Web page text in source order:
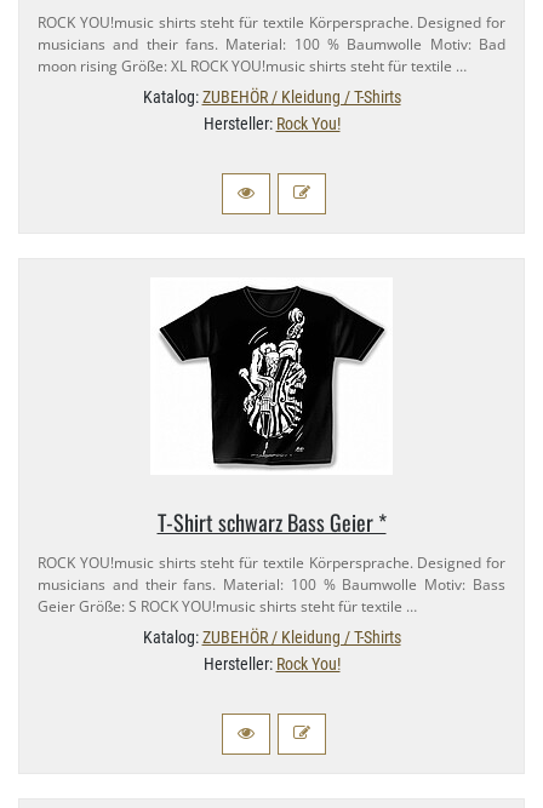
ROCK YOU!music shirts steht für textile Körpersprache. Designed for
musicians and their fans. Material: 100 % Baumwolle Motiv: Bad
moon rising Größe: XL ROCK YOU!music shirts steht für textile …
Katalog:ZUBEHÖR / Kleidung / T-Shirts
Hersteller: Rock You!
T-​Shirt schwarz Bass Geier *
ROCK YOU!music shirts steht für textile Körpersprache. Designed for
musicians and their fans. Material: 100 % Baumwolle Motiv: Bass
Geier Größe: S ROCK YOU!music shirts steht für textile …
Katalog:ZUBEHÖR / Kleidung / T-Shirts
Hersteller: Rock You!